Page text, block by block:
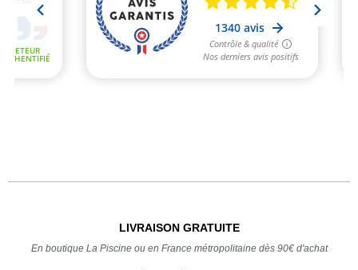
LIVRAISON GRATUITE
En boutique La Piscine ou en France métropolitaine dès 90€ d'achat